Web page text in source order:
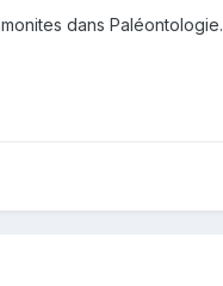
dans Paléontologie.